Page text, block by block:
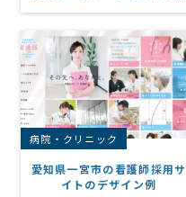
病院・クリニック
愛知県一宮市の看護師採用サ
イトのデザイン例